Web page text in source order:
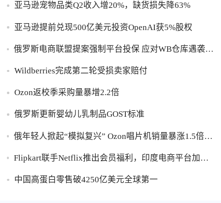
亚马逊宠物品类Q2收入增20%，缺货损失降63%
亚马逊提前兑现500亿美元投资OpenAI获5%股权
俄罗斯电商联盟提案强制平台投保 应对WB仓库遇袭卖
Wildberries完成第二轮受损卖家赔付
Ozon返校季采购量暴增2.2倍
俄罗斯更新婴幼儿乳制品GOST标准
俄年轻人掀起“模拟复兴” Ozon唱片机销量暴涨1.5倍黑
Flipkart联手Netflix推出会员福利，印度电商平台加码
中国高蛋白零售破4250亿美元全球第一